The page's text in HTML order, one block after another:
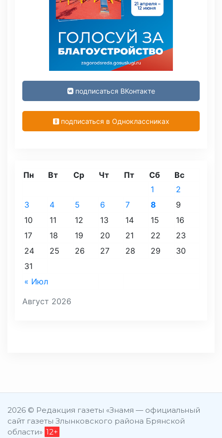
подписаться ВКонтакте
подписаться в Одноклассниках
Август 2026
Пн Вт Ср Чт Пт Сб Вс
« Июл
1
2
3
4 5 6 7 8
9
10
11 12 13 14 15
16
17
18 19 20 21 22
23
24
25 26 27 28 29
30
31
2026 © Редакция газеты «Знамя — официальный
сайт газеты Злынковского района Брянской
области» 12+